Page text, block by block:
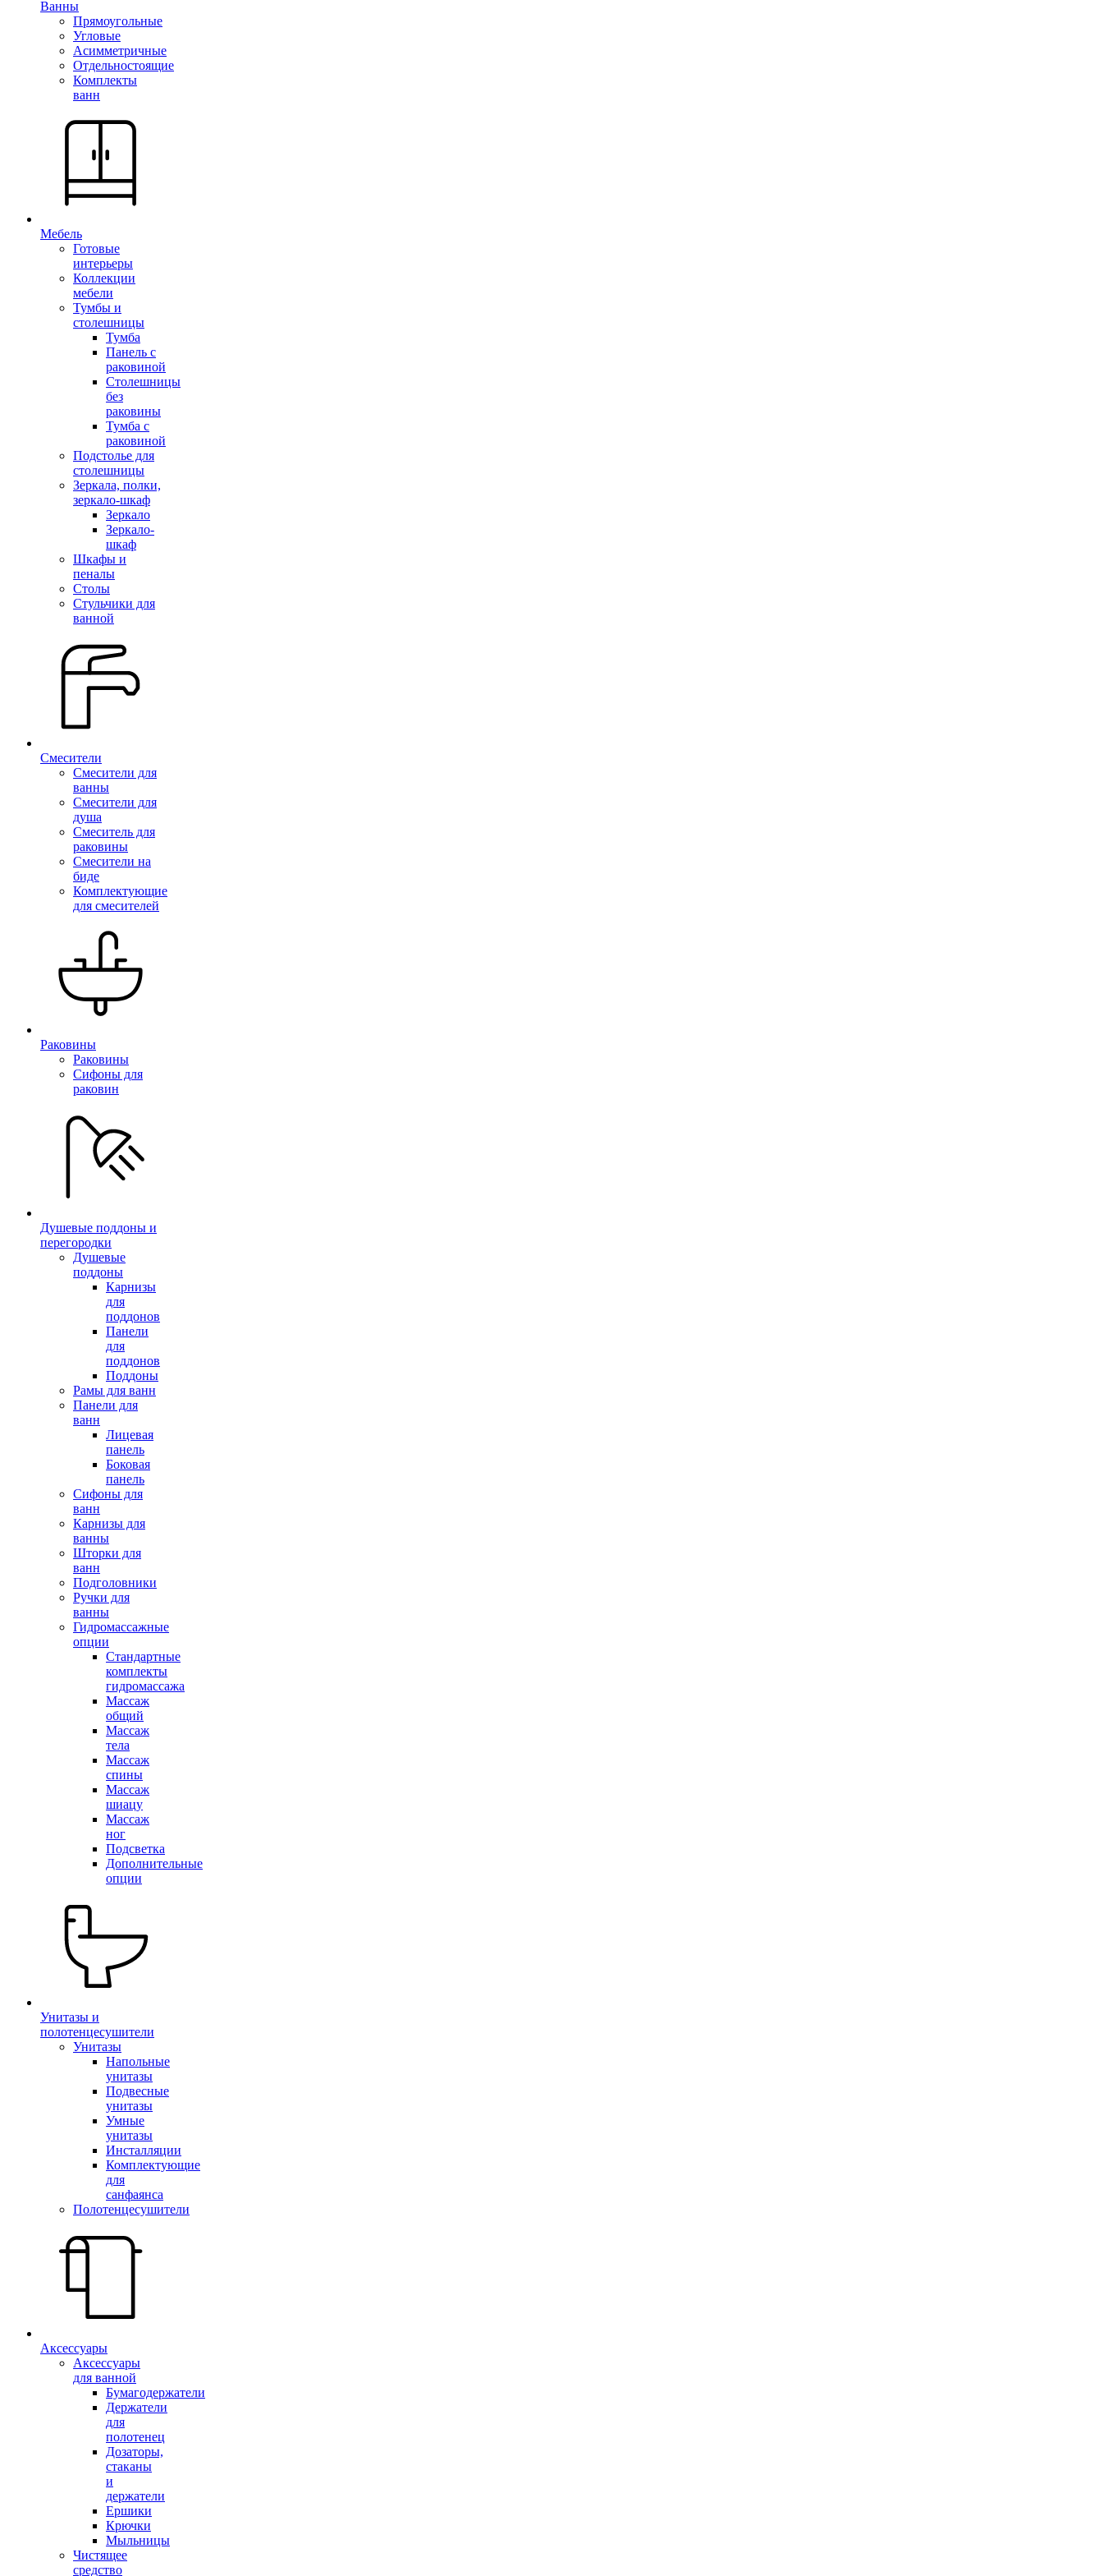
Ванны
Прямоугольные
Угловые
Асимметричные
Отдельностоящие
Комплекты
ванн
Мебель
Готовые
интерьеры
Коллекции
мебели
Тумбы и
столешницы
Тумба
Панель с
раковиной
Столешницы
без
раковины
Тумба с
раковиной
Подстолье для
столешницы
Зеркала, полки,
зеркало-шкаф
Зеркало
Зеркало-
шкаф
Шкафы и
пеналы
Столы
Стульчики для
ванной
Смесители
Смесители для
ванны
Смесители для
душа
Смеситель для
раковины
Смесители на
биде
Комплектующие
для смесителей
Раковины
Раковины
Сифоны для
раковин
Душевые поддоны и
перегородки
Душевые
поддоны
Карнизы
для
поддонов
Панели
для
поддонов
Поддоны
Рамы для ванн
Панели для
ванн
Лицевая
панель
Боковая
панель
Сифоны для
ванн
Карнизы для
ванны
Шторки для
ванн
Подголовники
Ручки для
ванны
Гидромассажные
опции
Стандартные
комплекты
гидромассажа
Массаж
общий
Массаж
тела
Массаж
спины
Массаж
шиацу
Массаж
ног
Подсветка
Дополнительные
опции
Унитазы и
полотенцесушители
Унитазы
Напольные
унитазы
Подвесные
унитазы
Умные
унитазы
Инсталляции
Комплектующие
для
санфаянса
Полотенцесушители
Аксессуары
Аксессуары
для ванной
Бумагодержатели
Держатели
для
полотенец
Дозаторы,
стаканы
и
держатели
Ершики
Крючки
Мыльницы
Чистящее
средство